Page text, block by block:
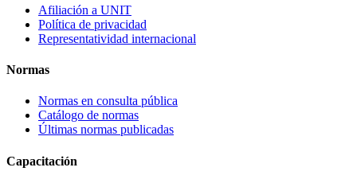
Afiliación a UNIT
Política de privacidad
Representatividad internacional
Normas
Normas en consulta pública
Catálogo de normas
Últimas normas publicadas
Capacitación